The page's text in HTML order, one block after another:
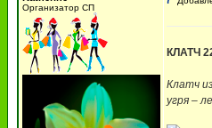
Организатор СП
КЛАТЧ
Клатч
угря –